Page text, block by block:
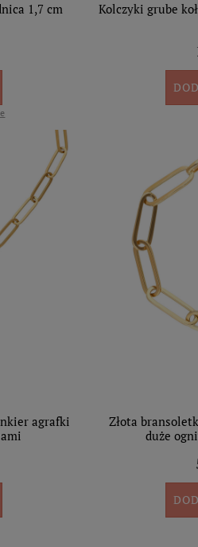
1,7 cm
Kolczyki grube
agrafki
Złota
duże